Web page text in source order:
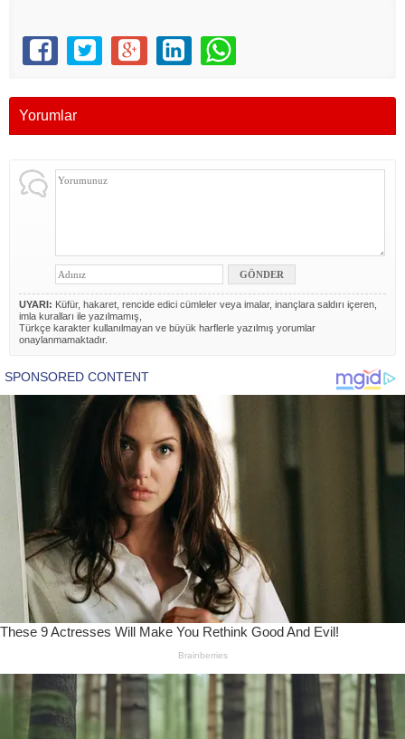
Yorumlar
UYARI: Küfür, hakaret, rencide edici cümleler veya imalar, inançlara saldırı içeren,
imla kuralları ile yazılmamış,
Türkçe karakter kullanılmayan ve büyük harflerle yazılmış yorumlar
onaylanmamaktadır.